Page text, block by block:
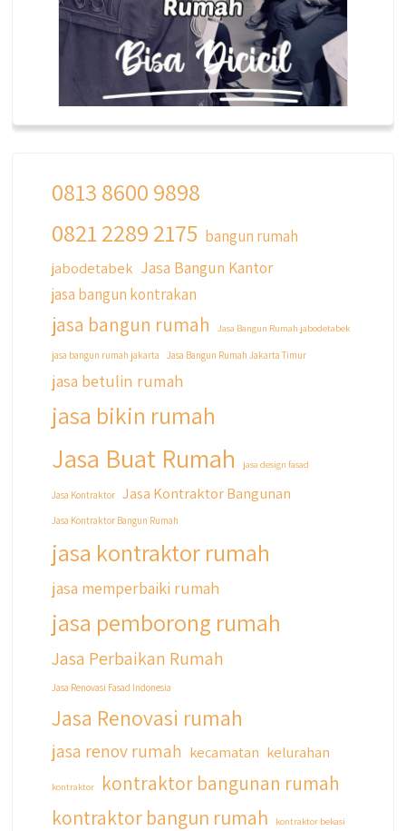
qyusipersada
3 years ago
Siapa yang udah masuk List untuk Bangun
dan Renovasi rumah Di @qyusipersada
Untuk informasi lebih lanjut terkait program
di bio yaa
#jasabangunrumahjakarta
#jasarenovasirumahjakarta
#kontraktorjakarta #kontraktorbangunan
#kontraktorbangunanjakarta
#kontraktorbekasi #kontraktorinteriorjakarta
#jasabangunrumahdepok
#jasarenovasirumahbekasi
#jasadesainrumahmurah
#jasadesainrumahjakarta
#kontraktorbangunanjabodetabek
#jasabangunrumahjabodetabek
#qyusipersada
0813 8600 9898
0821 2289 2175 bangun rumah
jabodetabek Jasa Bangun Kantor
jasa bangun kontrakan
jasa bangun rumah Jasa Bangun Rumah jabodetabek
jasa bangun rumah jakarta Jasa Bangun Rumah Jakarta Timur
jasa betulin rumah
jasa bikin rumah
Jasa Buat Rumah jasa design fasad
Jasa Kontraktor Jasa Kontraktor Bangunan
Jasa Kontraktor Bangun Rumah
jasa kontraktor rumah
jasa memperbaiki rumah
jasa pemborong rumah
Jasa Perbaikan Rumah
Jasa Renovasi Fasad Indonesia
Jasa Renovasi rumah
jasa renov rumah kecamatan kelurahan
kontraktor
kontraktor bangunan rumah
kontraktor bangun rumah
kontraktor bekasi